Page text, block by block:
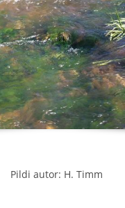
Pildi autor: H. Timm